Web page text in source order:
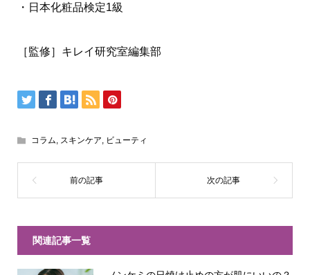
・日本化粧品検定1級
［監修］キレイ研究室編集部
コラム, スキンケア, ビューティ
関連記事一覧